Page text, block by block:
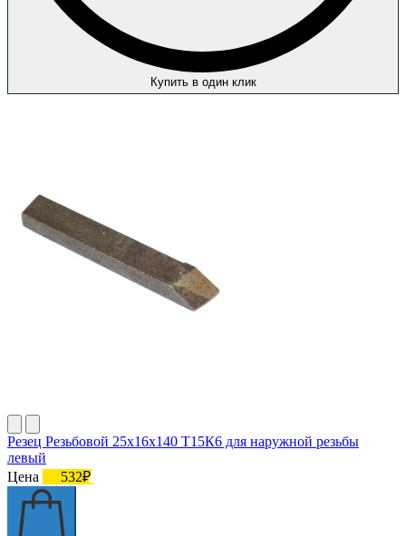
Купить в один клик
Резец Резьбовой 25х16х140 Т15К6 для наружной резьбы
левый
Цена
532₽